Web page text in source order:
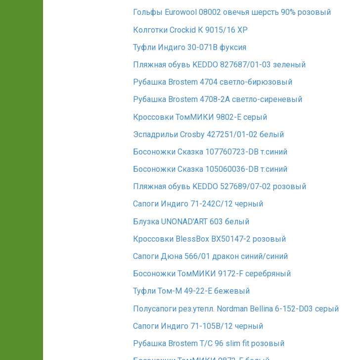
Гольфы Eurowool 08002 овечья шерсть 90% розовый
Колготки Crockid К 9015/16 ХР
Туфли Индиго 30-071В фуксия
Пляжная обувь KEDDO 827687/01-03 зеленый
Рубашка Brostem 4704 светло-бирюзовый
Рубашка Brostem 4708-2А светло-сиреневый
Кроссовки ТомМИКИ 9802-E серый
Эспадрильи Crosby 427251/01-02 белый
Босоножки Сказка 107760723-DB т.синий
Босоножки Сказка 105060036-DB т.синий
Пляжная обувь KEDDO 527689/07-02 розовый
Сапоги Индиго 71-242С/12 черный
Блузка UNONAD'ART 603 белый
Кроссовки BlessBox BX50147-2 розовый
Сапоги Дюна 566/01 дракон синий/синий
Босоножки ТомМИКИ 9172-F серебряный
Туфли Том-М 49-22-Е бежевый
Полусапоги рез.утепл. Nordman Bellina 6-152-D03 серый
Сапоги Индиго 71-105В/12 черный
Рубашка Brostem T/C 96 slim fit розовый